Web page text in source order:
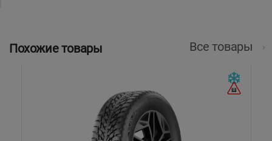
Похожие товары Все товары